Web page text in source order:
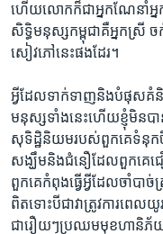
ហើយ​លោក​ក៏​ជា​អ្នកណែនាំ​អ្
សិទិ្ធ​មនុស្ស​កម្ពុជា​គឺ​អ្នកស្រី​
សៀវភៅ​នេះ​ផង​ដែរ។
អ្វី​ដែល​ទាក់ទាញ​និង​បំផុស​គំនិ
មនុស្ស​ទាំងនេះ​ហើយ​ខ្ញុំ​មិន​ប
សុទិដ្ឋិនិយម​របស់​ពួកគេ​ទំនុក​ចិត្
សង្ឃឹម​និង​ជំនឿ​ដែល​ពួកគេ​ជ
ពួកគេ​កំពុង​ធ្វើអ្វី​ដែល​ចាំបាច់​ត្
ពិត​ទោះបីជា​វា​ត្រូវការ​ពេ
ជារឿយៗ​ប្រឈមមុខ​ហានិភ័យ​ខ្